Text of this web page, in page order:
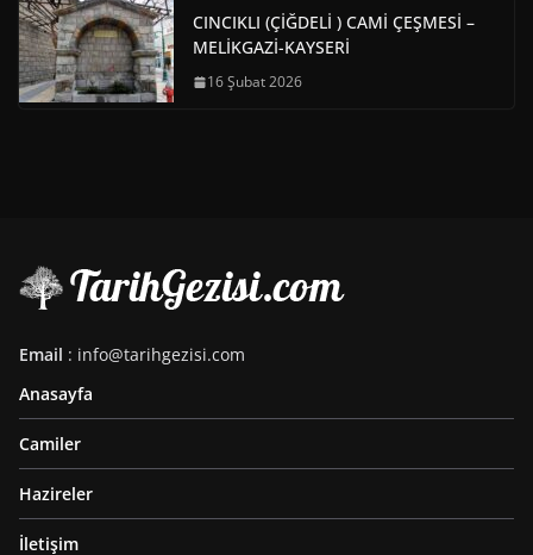
CINCIKLI (ÇİĞDELİ ) CAMİ ÇEŞMESİ –
MELİKGAZİ-KAYSERİ
16 Şubat 2026
Email : info@tarihgezisi.com
Anasayfa
Camiler
Hazireler
İletişim